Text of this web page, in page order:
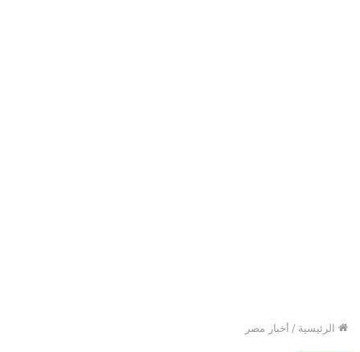
الرئيسية / أخبار مصر